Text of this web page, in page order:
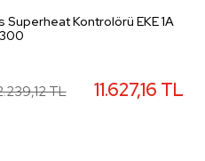
Superheat Kontrolörü EKE 1A
TL 11.627,16 TL